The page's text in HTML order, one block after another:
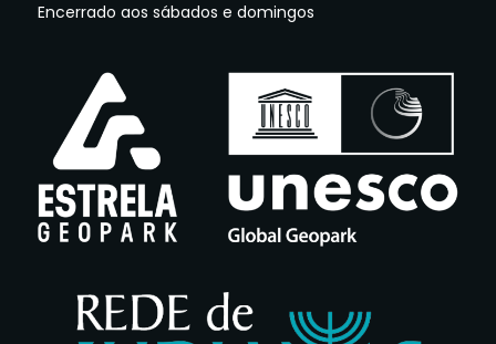
Encerrado aos sábados e domingos